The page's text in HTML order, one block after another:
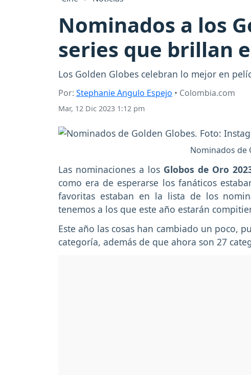
Nominados a los
series que brillan
Los Golden Globes celebran lo mejor en
Por: Stephanie Angulo Espejo • Colombia.com
Mar, 12 Dic 2023 1:12 pm
Nominados de
Las nominaciones a los Globos de Oro
como era de esperarse los fanáticos
favoritas estaban en la lista de los
tenemos a los que este año estarán
Este año las cosas han cambiado un poco,
categoría, además de que ahora son 27